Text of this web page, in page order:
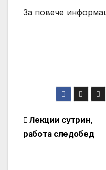
За повече
Навигация
Лекции сутрин,
работа следобед